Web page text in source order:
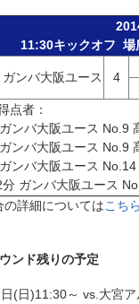
11:30キックオフ 場
ガンバ大阪ユース 4
点者：
ンバ大阪ユース No.9
ンバ大阪ユース No.9
ンバ大阪ユース
ガンバ大阪ユース
詳細については こち
ンド残りの予定
(日)11:30～ vs.大宮